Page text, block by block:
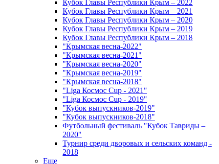
Кубок Главы Республики Крым – 2022
Кубок Главы Республики Крым – 2021
Кубок Главы Республики Крым – 2020
Кубок Главы Республики Крым – 2019
Кубок Главы Республики Крым – 2018
"Крымская весна-2022"
"Крымская весна-2021"
"Крымская весна-2020"
"Крымская весна-2019"
"Крымская весна-2018"
"Liga Космос Cup - 2021"
"Liga Космос Cup - 2019"
"Кубок выпускников-2019"
"Кубок выпускников-2018"
Футбольный фестиваль "Кубок Тавриды –
2020"
Турнир среди дворовых и сельских команд -
2018
Еще